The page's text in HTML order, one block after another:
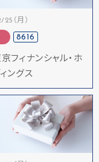
（月）
8616
フィナンシャル・ホ
ングス